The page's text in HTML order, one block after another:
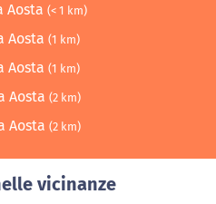
Aosta (< 1 km)
Aosta (1 km)
Aosta (1 km)
Aosta (2 km)
Aosta (2 km)
vicinanze